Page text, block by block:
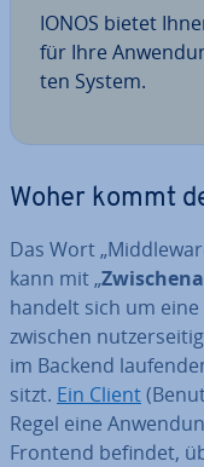
IONOS bietet
für Ihre
ten System.
Woher kommt
Das Wort
kann mit „
handelt sich um
zwischen
im Backend
sitzt. Ein Client
Regel eine
Frontend befindet,